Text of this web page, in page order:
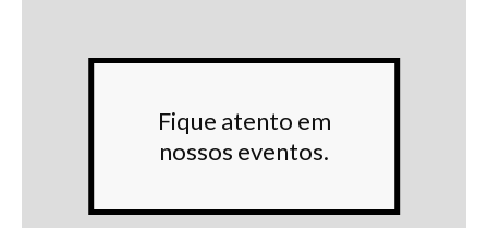
Fique atento em
nossos eventos.